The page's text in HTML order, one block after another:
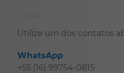
Utilize um dos contatos
WhatsApp
+55 (16) 99754-0815